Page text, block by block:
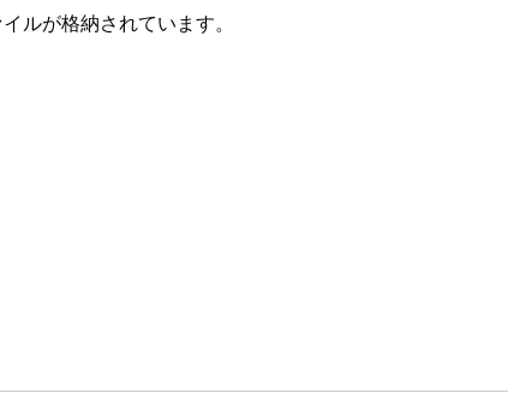
ルが格納されています。